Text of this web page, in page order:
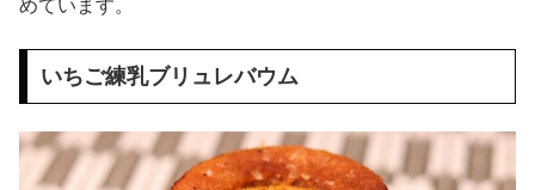
めています。
いちご練乳ブリュレバウム